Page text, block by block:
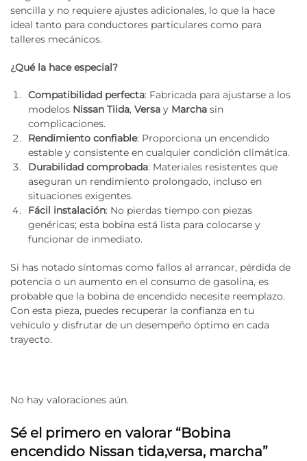
sencilla y no requiere ajustes adicionales, lo que la hace
ideal tanto para conductores particulares como para
talleres mecánicos.
¿Qué la hace especial?
Compatibilidad perfecta: Fabricada para ajustarse a los
modelos Nissan Tiida, Versa y Marcha sin
complicaciones.
Rendimiento confiable: Proporciona un encendido
estable y consistente en cualquier condición climática.
Durabilidad comprobada: Materiales resistentes que
aseguran un rendimiento prolongado, incluso en
situaciones exigentes.
Fácil instalación: No pierdas tiempo con piezas
genéricas; esta bobina está lista para colocarse y
funcionar de inmediato.
Si has notado síntomas como fallos al arrancar, pérdida de
potencia o un aumento en el consumo de gasolina, es
probable que la bobina de encendido necesite reemplazo.
Con esta pieza, puedes recuperar la confianza en tu
vehículo y disfrutar de un desempeño óptimo en cada
trayecto.
No hay valoraciones aún.
Sé el primero en valorar “Bobina
encendido Nissan tida,versa, marcha”